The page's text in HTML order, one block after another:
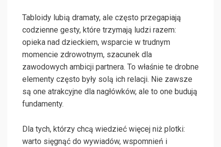
Tabloidy lubią dramaty, ale często przegapiają
codzienne gesty, które trzymają ludzi razem:
opieka nad dzieckiem, wsparcie w trudnym
momencie zdrowotnym, szacunek dla
zawodowych ambicji partnera. To właśnie te drobne
elementy często były solą ich relacji. Nie zawsze
są one atrakcyjne dla nagłówków, ale to one budują
fundamenty.
Dla tych, którzy chcą wiedzieć więcej niż plotki:
warto sięgnąć do wywiadów, wspomnień i